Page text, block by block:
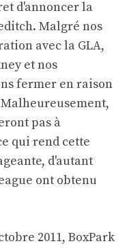
d'annoncer la
Malgré nos
avec la GLA,
et nos
fermer en raison
pas à
qui rend cette
d'autant
ont obtenu
2011, BoxPark